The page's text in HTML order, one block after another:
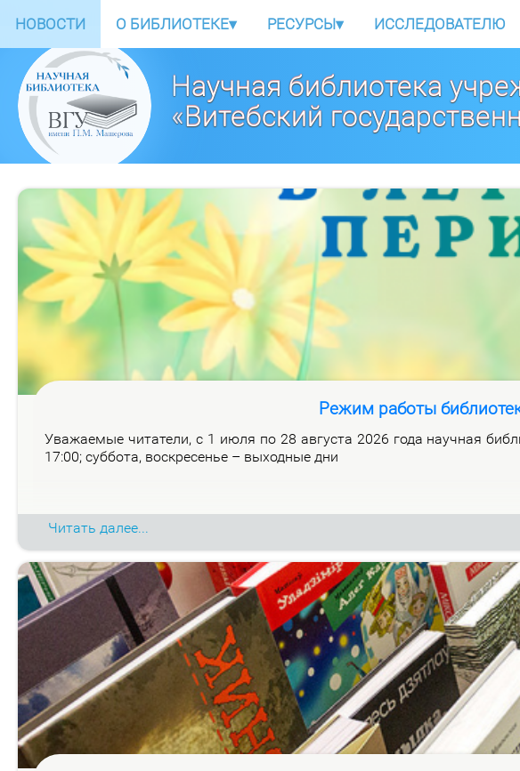
НОВОСТИ О БИБЛИОТЕКЕ▾ РЕСУРСЫ▾ ИССЛЕДОВАТЕЛЮ
Научная библиотека
«Витебский
Режим работы
Ува­жа­е­мые чи­та­те­ли, с 1 июля по 28 ав­гу­ста 2026 го­да на­уч­ная
17:00; суб­бо­та, вос­кре­се­нье – вы­ход­ные дни
Читать далее...